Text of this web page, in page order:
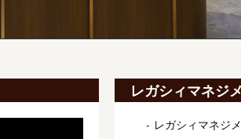
レガシィマネジ
レガシィマネジ